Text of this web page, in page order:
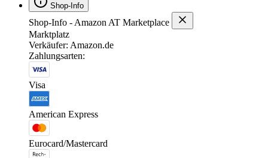
Shop-Info
Shop-Info - Amazon AT Marketplace
Marktplatz
Verkäufer: Amazon.de
Zahlungsarten:
Visa
American Express
Eurocard/Mastercard